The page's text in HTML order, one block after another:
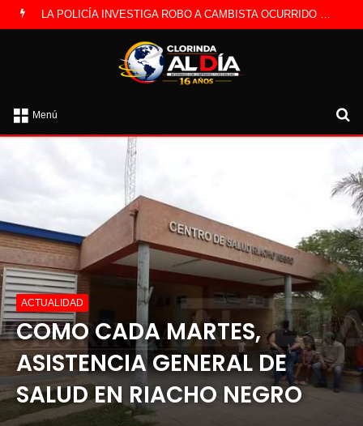
LA POLICÍA INVESTIGA ROBO A CAMBISTA OCURRIDO ESTE JUEVES
Menú
ACTUALIDAD
COMO CADA MARTES,
ASISTENCIA GENERAL DE
SALUD EN RIACHO NEGRO